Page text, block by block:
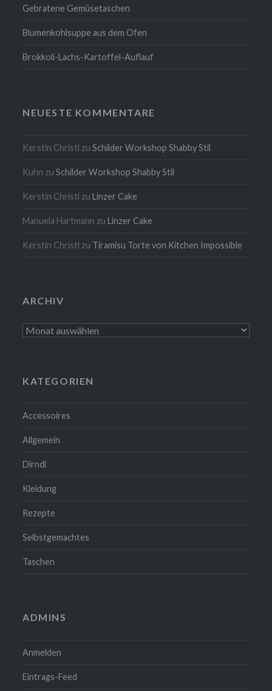
Gebratene Gemüsetaschen
Blumenkohlsuppe aus dem Ofen
Brokkoli-Lachs-Kartoffel-Auflauf
NEUESTE KOMMENTARE
Kerstin Christl zuSchilder Workshop Shabby Stil
Kuhn zuSchilder Workshop Shabby Stil
Kerstin Christl zuLinzer Cake
Manuela Hartmann zuLinzer Cake
Kerstin Christl zu Tiramisu Torte von Kitchen Impossible
ARCHIV
Archiv
KATEGORIEN
Accessoires
Allgemein
Dirndl
Kleidung
Rezepte
Selbstgemachtes
Taschen
ADMINS
Anmelden
Eintrags-Feed